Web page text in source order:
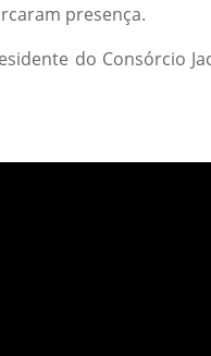
presença.
do Consórcio